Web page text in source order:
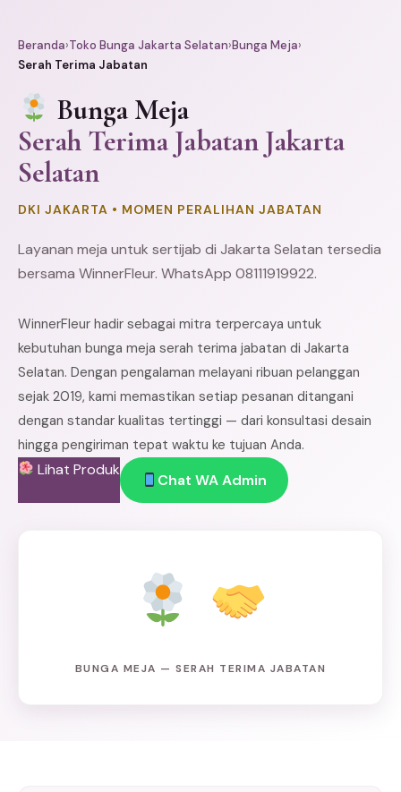
Beranda›Toko Bunga Jakarta Selatan›Bunga Meja›
Serah Terima Jabatan
Bunga Meja
Serah Terima Jabatan Jakarta
Selatan
DKI JAKARTA • MOMEN PERALIHAN JABATAN
Layanan meja untuk sertijab di Jakarta Selatan tersedia
bersama WinnerFleur. WhatsApp 08111919922.
WinnerFleur hadir sebagai mitra terpercaya untuk
kebutuhan bunga meja serah terima jabatan di Jakarta
Selatan. Dengan pengalaman melayani ribuan pelanggan
sejak 2019, kami memastikan setiap pesanan ditangani
dengan standar kualitas tertinggi — dari konsultasi desain
hingga pengiriman tepat waktu ke tujuan Anda.
Lihat Produk
Chat WA Admin
BUNGA MEJA — SERAH TERIMA JABATAN